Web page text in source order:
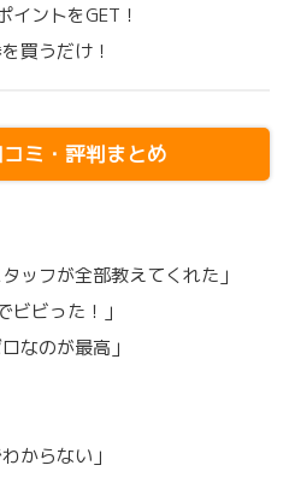
イントをGET！
買うだけ！
ミ・評判まとめ
ッフが全部教えてくれた」
ビビった！」
なのが最高」
からない」